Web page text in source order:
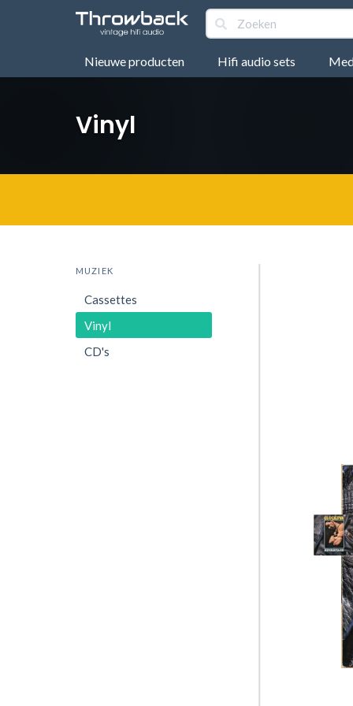
Nieuwe producten Hifi audio sets
Vinyl
MUZIEK
Cassettes
Vinyl
CD's